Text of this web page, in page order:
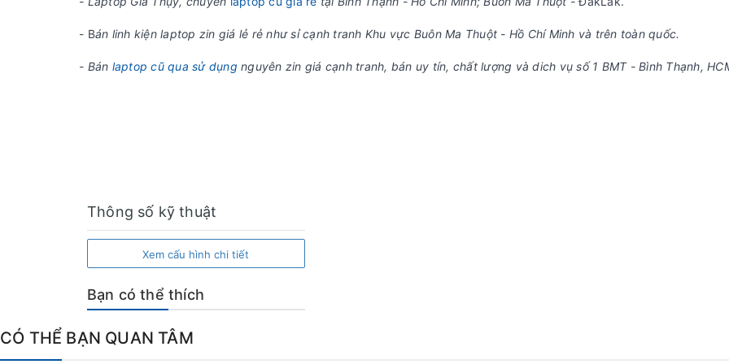
- Bán linh kiện laptop zin giá lẻ rẻ như sỉ cạnh tranh Khu vực Buôn Ma Thuột - Hồ Chí Minh và trên toàn quốc.
- Bán laptop cũ qua sử dụng nguyên zin giá cạnh tranh, bán uy tín, chất lượng và dich vụ số 1 BMT - Bình Thạnh,
Thông số kỹ thuật
Xem cấu hình chi tiết
Bạn có thể thích
CÓ THỂ BẠN QUAN TÂM